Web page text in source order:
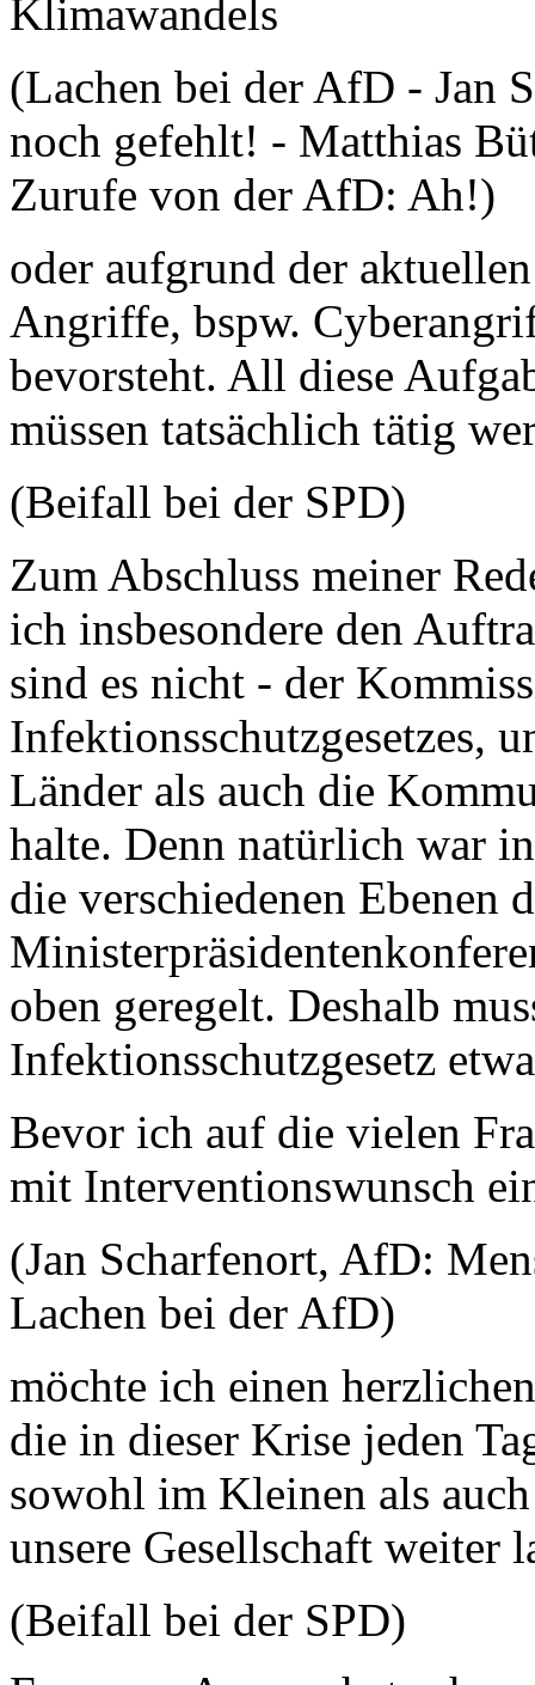
Klimawandels
(Lachen bei der AfD - Jan
noch gefehlt! - Matthias
Zurufe von der AfD: Ah!)
oder aufgrund der
Angriffe, bspw.
bevorsteht. All diese
müssen tatsächlich tätig
(Beifall bei der SPD)
Zum Abschluss meiner
ich insbesondere den
sind es nicht - der
Infektionsschutzgesetzes,
Länder als auch die
halte. Denn natürlich war
die verschiedenen Ebenen
oben geregelt. Deshalb
Infektionsschutzgesetz
Bevor ich auf die vielen
mit Interventionswunsch
(Jan Scharfenort, AfD:
Lachen bei der AfD)
möchte ich einen
die in dieser Krise jeden
sowohl im Kleinen als
unsere Gesellschaft weiter
(Beifall bei der SPD)